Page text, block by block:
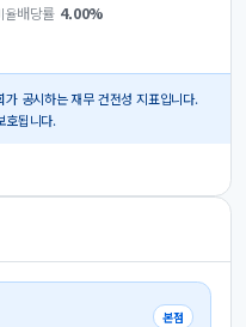
율배당률 4.00%
가 공시하는 재무 건전성 지표입니다.
호됩니다.
본점